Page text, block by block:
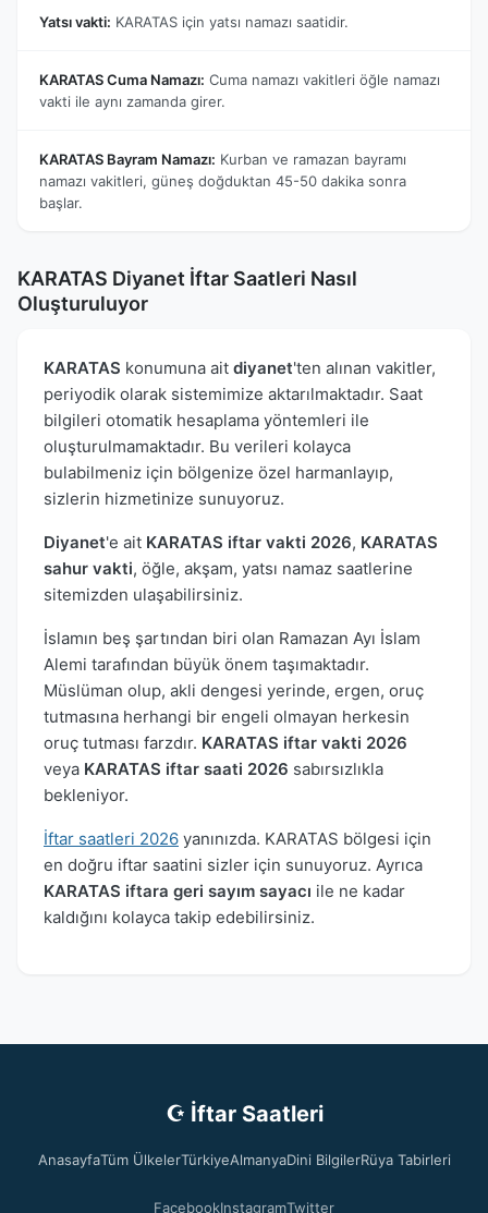
Yatsı vakti: KARATAS için yatsı namazı saatidir.
KARATAS Cuma Namazı: Cuma namazı vakitleri öğle namazı
vakti ile aynı zamanda girer.
KARATAS Bayram Namazı: Kurban ve ramazan bayramı
namazı vakitleri, güneş doğduktan 45-50 dakika sonra
başlar.
KARATAS Diyanet İftar Saatleri Nasıl
Oluşturuluyor
KARATAS konumuna ait diyanet'ten alınan vakitler,
periyodik olarak sistemimize aktarılmaktadır. Saat
bilgileri otomatik hesaplama yöntemleri ile
oluşturulmamaktadır. Bu verileri kolayca
bulabilmeniz için bölgenize özel harmanlayıp,
sizlerin hizmetinize sunuyoruz.
Diyanet'e ait KARATAS iftar vakti 2026, KARATAS
sahur vakti, öğle, akşam, yatsı namaz saatlerine
sitemizden ulaşabilirsiniz.
İslamın beş şartından biri olan Ramazan Ayı İslam
Alemi tarafından büyük önem taşımaktadır.
Müslüman olup, akli dengesi yerinde, ergen, oruç
tutmasına herhangi bir engeli olmayan herkesin
oruç tutması farzdır. KARATAS iftar vakti 2026
veya KARATAS iftar saati 2026 sabırsızlıkla
bekleniyor.
İftar saatleri 2026 yanınızda. KARATAS bölgesi için
en doğru iftar saatini sizler için sunuyoruz. Ayrıca
KARATAS iftara geri sayım sayacı ile ne kadar
kaldığını kolayca takip edebilirsiniz.
☪ İftar Saatleri
AnasayfaTüm ÜlkelerTürkiyeAlmanyaDini BilgilerRüya Tabirleri
FacebookInstagramTwitter